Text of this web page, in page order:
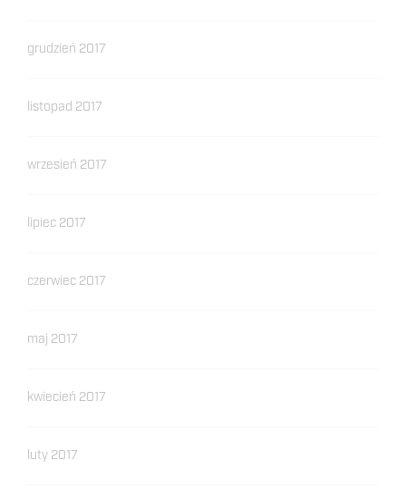
grudzień 2017
listopad 2017
wrzesień 2017
lipiec 2017
czerwiec 2017
maj 2017
kwiecień 2017
luty 2017